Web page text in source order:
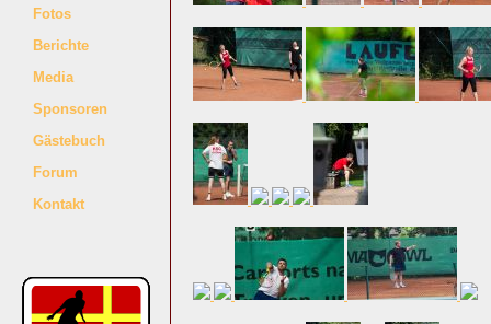
Fotos
Berichte
Media
Sponsoren
Gästebuch
Forum
Kontakt